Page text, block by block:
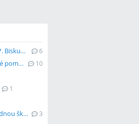
Skúsenosti so základnými školami v P. Biskupiciach a Vrakuni 6
Kto má nárok na príspevok na školské pomôcky? 10
1
Dunajská Lužná - skúsenosti so základnou školou 3